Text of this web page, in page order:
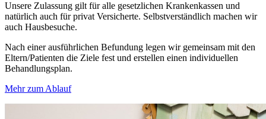
Unsere Zulassung gilt für alle gesetzlichen Krankenkassen und
natürlich auch für privat Versicherte. Selbstverständlich machen wir
auch Hausbesuche.
Nach einer ausführlichen Befundung legen wir gemeinsam mit den
Eltern/Patienten die Ziele fest und erstellen einen individuellen
Behandlungsplan.
Mehr zum Ablauf